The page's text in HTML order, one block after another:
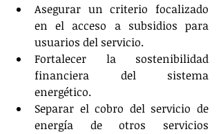
Asegurar un criterio focalizado
en el acceso a subsidios para
usuarios del servicio.
Fortalecer la sostenibilidad
financiera del sistema
energético.
Separar el cobro del servicio de
energía de otros servicios